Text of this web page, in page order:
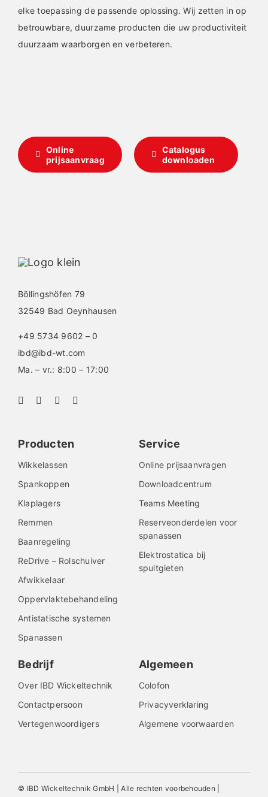
elke toepassing de passende oplossing. Wij zetten in op
betrouwbare, duurzame producten die uw productiviteit
duurzaam waarborgen en verbeteren.
Online
prijsaanvraag
Catalogus
downloaden
Böllingshöfen 79
32549 Bad Oeynhausen
+49 5734 9602 – 0
ibd@ibd-wt.com
Ma. – vr.: 8:00 – 17:00
Producten
Wikkelassen
Spankoppen
Klaplagers
Remmen
Baanregeling
ReDrive – Rolschuiver
Afwikkelaar
Oppervlaktebehandeling
Antistatische systemen
Spanassen
Service
Online prijsaanvragen
Downloadcentrum
Teams Meeting
Reserveonderdelen voor
spanassen
Elektrostatica bij
spuitgieten
Bedrijf
Over IBD Wickeltechnik
Contactpersoon
Vertegenwoordigers
Algemeen
Colofon
Privacyverklaring
Algemene voorwaarden
© IBD Wickeltechnik GmbH | Alle rechten voorbehouden |